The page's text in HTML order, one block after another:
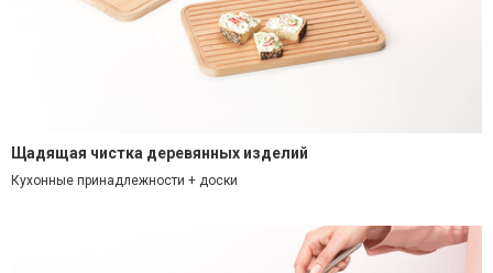
Щадящая чистка деревянных изделий
Кухонные принадлежности + доски